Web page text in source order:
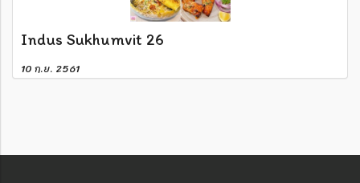
Indus Sukhumvit 26
10 ก.ย. 2561